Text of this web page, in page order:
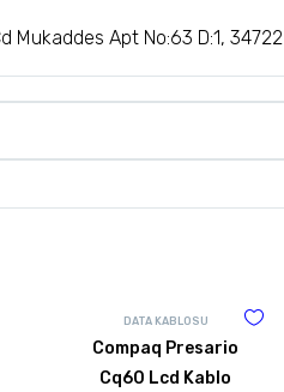
Mukaddes Apt No:63 D:1, 34722
DATA KABLOSU
Compaq Presario
Cq60 Lcd Kablo